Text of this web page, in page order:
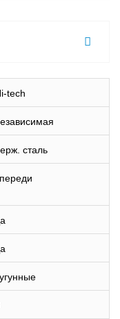
tech
сталь